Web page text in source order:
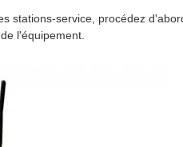
stations-service, procédez
l'équipement.